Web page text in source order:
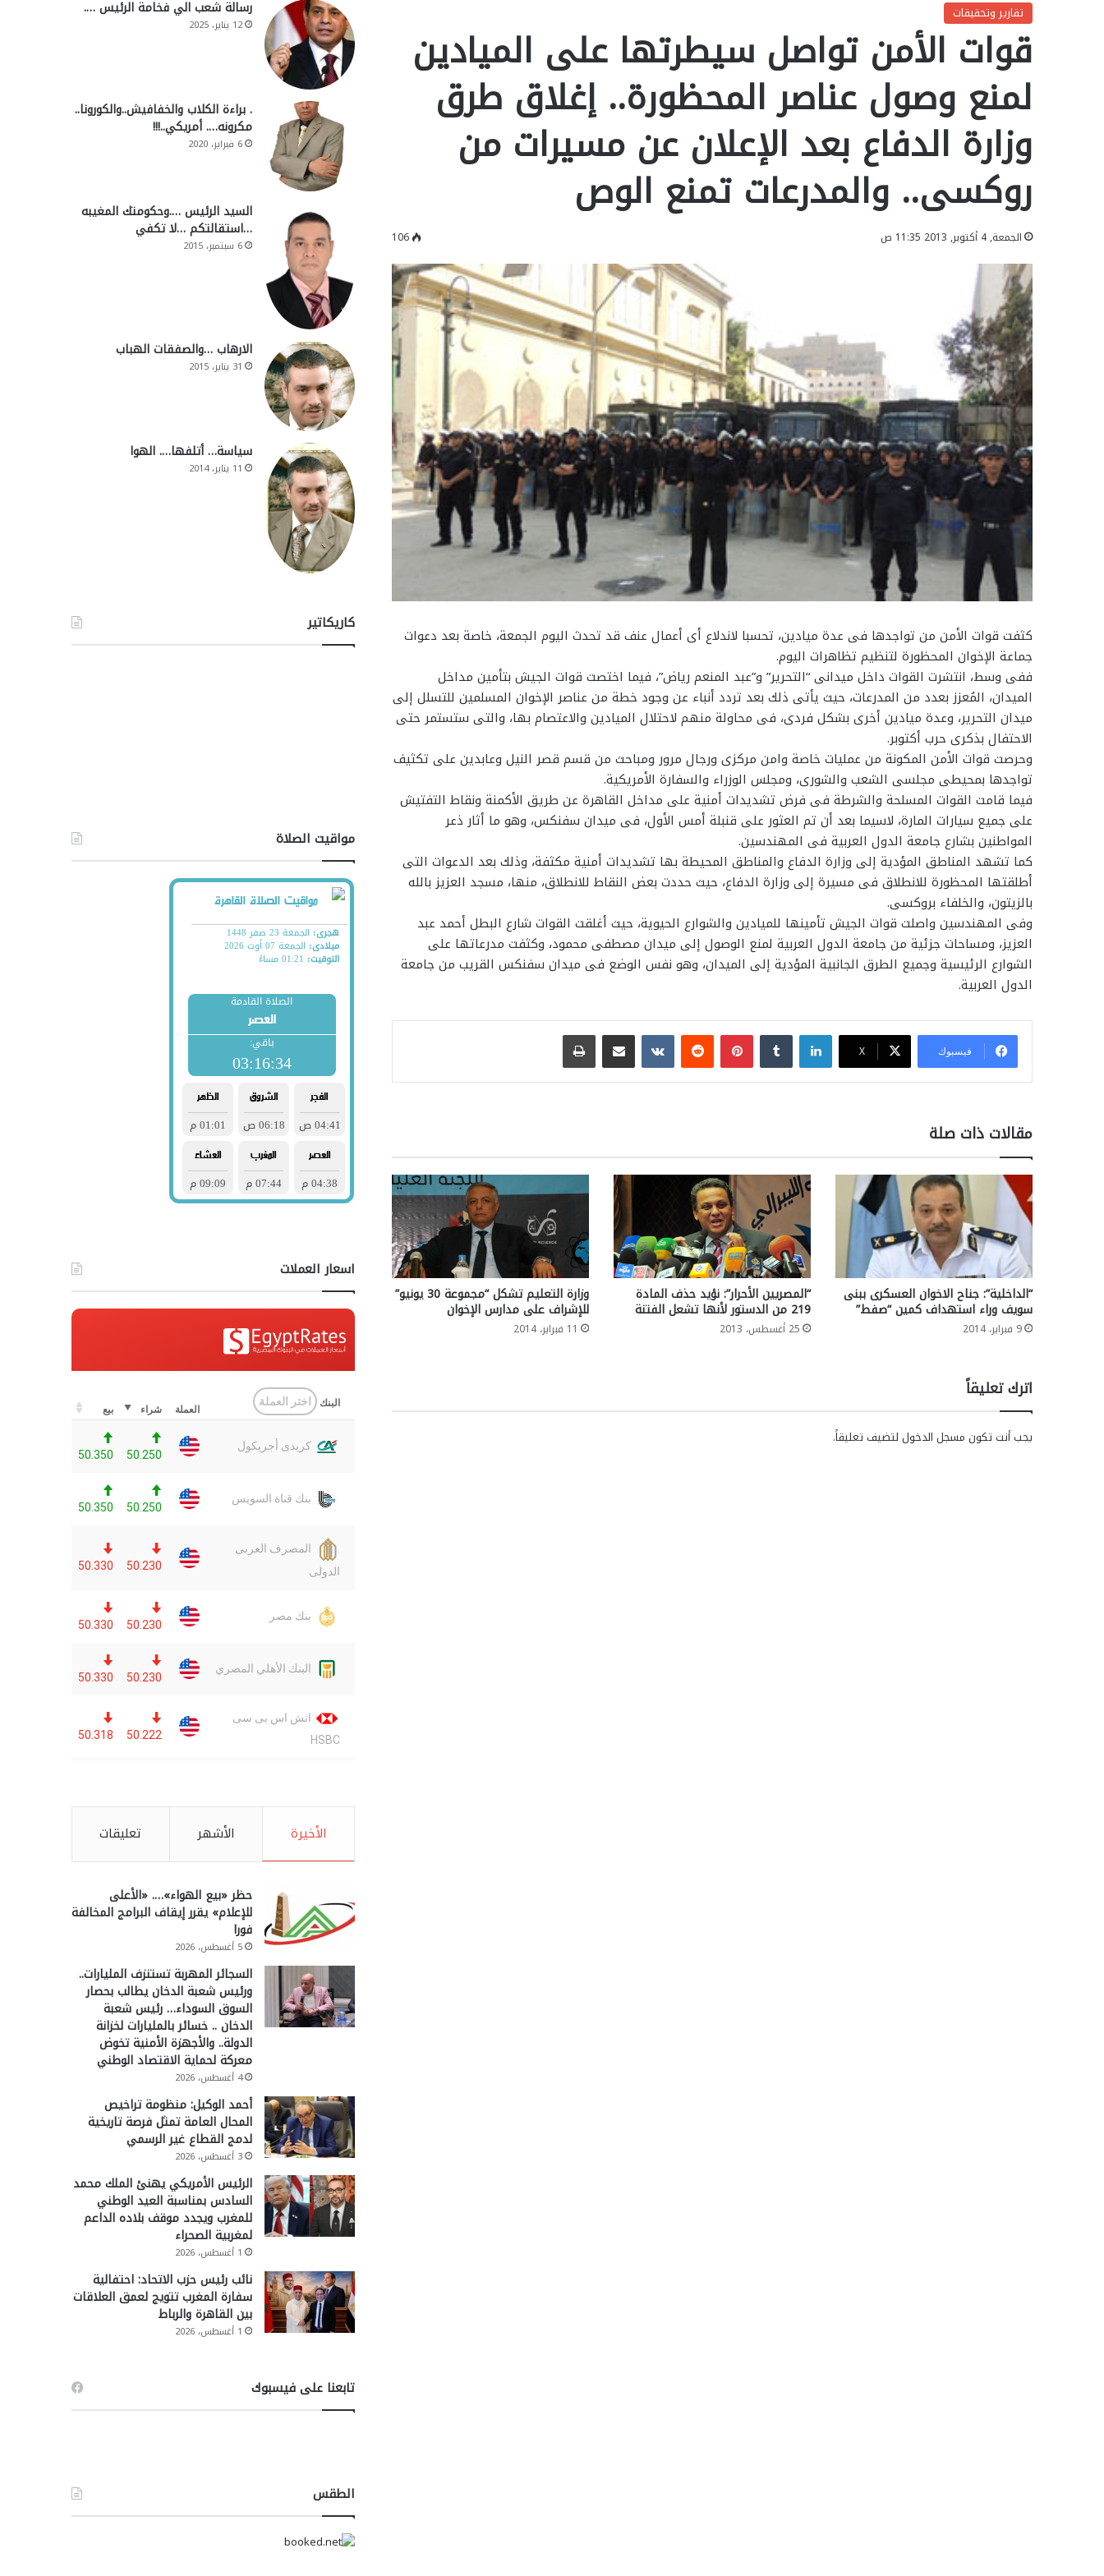
تقارير وتحقيقات
قوات الأمن تواصل سيطرتها على الميادين
لمنع وصول عناصر المحظورة.. إغلاق طرق
وزارة الدفاع بعد الإعلان عن مسيرات من
روكسى.. والمدرعات تمنع الوص
الجمعة, 4 أكتوبر, 2013 11:35 ص 106
كثفت قوات الأمن من تواجدها فى عدة ميادين، تحسبا لاندلاع أى أعمال عنف قد تحدث اليوم الجمعة، خاصة بعد دعوات
جماعة الإخوان المحظورة لتنظيم تظاهرات اليوم.
ففى وسط، انتشرت القوات داخل ميدانى “التحرير” و”عبد المنعم رياض”، فيما اختصت قوات الجيش بتأمين مداخل
الميدان، المُعزز بعدد من المدرعات، حيث يأتى ذلك بعد تردد أنباء عن وجود خطة من عناصر الإخوان المسلمين للتسلل إلى
ميدان التحرير، وعدة ميادين أخرى بشكل فردى، فى محاولة منهم لاحتلال الميادين والاعتصام بها، والتى ستستمر حتى
الاحتفال بذكرى حرب أكتوبر.
وحرصت قوات الأمن المكونة من عمليات خاصة وامن مركزى ورجال مرور ومباحث من قسم قصر النيل وعابدين على تكثيف
تواجدها بمحيطى مجلسى الشعب والشورى، ومجلس الوزراء والسفارة الأمريكية.
فيما قامت القوات المسلحة والشرطة فى فرض تشديدات أمنية على مداخل القاهرة عن طريق الأكمنة ونقاط التفتيش
على جميع سيارات المارة، لاسيما بعد أن تم العثور على قنبلة أمس الأول، فى ميدان سفنكس، وهو ما أثار ذعر
المواطنين بشارع جامعة الدول العربية فى المهندسين.
كما تشهد المناطق المؤدية إلى وزارة الدفاع والمناطق المحيطة بها تشديدات أمنية مكثفة، وذلك بعد الدعوات التى
أطلقتها المحظورة للانطلاق فى مسيرة إلى وزارة الدفاع، حيث حددت بعض النقاط للانطلاق، منها، مسجد العزيز بالله
بالزيتون، والخلفاء بروكسى.
وفى المهندسين واصلت قوات الجيش تأمينها للميادين والشوارع الحيوية، حيث أغلقت القوات شارع البطل أحمد عبد
العزيز، ومساحات جزئية من جامعة الدول العربية لمنع الوصول إلى ميدان مصطفى محمود، وكثفت مدرعاتها على
الشوارع الرئيسية وجميع الطرق الجانبية المؤدية إلى الميدان، وهو نفس الوضع فى ميدان سفنكس القريب من جامعة
الدول العربية.
فيسبوك ‫X
لينكدإن بينتيريست مشاركة عبر البريد طباعة
مقالات ذات صلة
“الداخلية”: جناح الاخوان العسكرى ببنى
سويف وراء استهداف كمين “صفط”
9 فبراير، 2014
“المصريين الأحرار”: نؤيد حذف المادة
219 من الدستور لأنها تشعل الفتنة
25 أغسطس، 2013
وزارة التعليم تشكل “مجموعة 30 يونيو”
للإشراف على مدارس الإخوان
11 فبراير، 2014
اترك تعليقاً
يجب أنت تكون مسجل الدخول لتضيف تعليقاً.
رسالة شعب الي فخامة الرئيس ….
12 يناير، 2025
. براءة الكلاب والخفافيش..والكورونا..
مكرونه…. أمريكي..!!!
6 فبراير، 2020
السيد الرئيس ….وحكومتك المغيبه
…استقالتكم …لا تكفي
6 سبتمبر، 2015
الارهاب …والصفقات الهباب
31 يناير، 2015
سياسة… أتلفها…. الهوا
11 يناير، 2014
كاريكاتير
مواقيت الصلاة
اسعار العملات
الأخيرة الأشهر تعليقات
حظر «بيع الهواء»…. «الأعلى
للإعلام» يقرر إيقاف البرامج المخالفة
فورا
5 أغسطس، 2026
السجائر المهربة تستنزف المليارات..
ورئيس شعبة الدخان يطالب بحصار
السوق السوداء… رئيس شعبة
الدخان .. خسائر بالمليارات لخزانة
الدولة.. والأجهزة الأمنية تخوض
معركة لحماية الاقتصاد الوطني
4 أغسطس، 2026
أحمد الوكيل: منظومة تراخيص
المحال العامة تمثل فرصة تاريخية
لدمج القطاع غير الرسمي
3 أغسطس، 2026
الرئيس الأمريكي يهنئ الملك محمد
السادس بمناسبة العيد الوطني
للمغرب ويجدد موقف بلاده الداعم
لمغربية الصحراء
1 أغسطس، 2026
نائب رئيس حزب الاتحاد: احتفالية
سفارة المغرب تتويج لعمق العلاقات
بين القاهرة والرباط
1 أغسطس، 2026
تابعنا على فيسبوك
الطقس